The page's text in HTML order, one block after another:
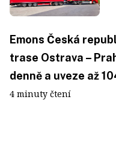
Emons Česká
trase Ostrava –
denně a uveze až
4 minuty čtení